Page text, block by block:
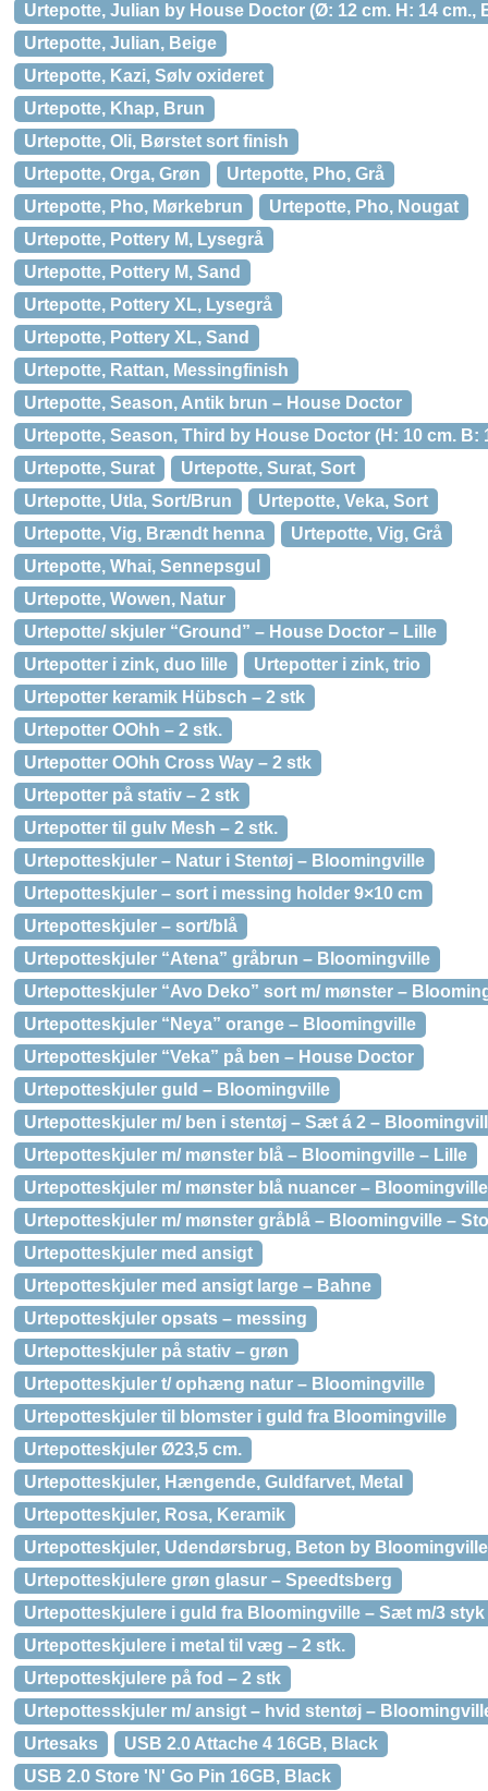
Urtepotte, Julian by House Doctor (Ø: 12 cm. H: 14 cm.,
Urtepotte, Julian, Beige
Urtepotte, Kazi, Sølv oxideret
Urtepotte, Khap, Brun
Urtepotte, Oli, Børstet sort finish
Urtepotte, Orga, Grøn
Urtepotte, Pho, Grå
Urtepotte, Pho, Mørkebrun
Urtepotte, Pho, Nougat
Urtepotte, Pottery M, Lysegrå
Urtepotte, Pottery M, Sand
Urtepotte, Pottery XL, Lysegrå
Urtepotte, Pottery XL, Sand
Urtepotte, Rattan, Messingfinish
Urtepotte, Season, Antik brun – House Doctor
Urtepotte, Season, Third by House Doctor (H: 10 cm. B:
Urtepotte, Surat
Urtepotte, Surat, Sort
Urtepotte, Utla, Sort/Brun
Urtepotte, Veka, Sort
Urtepotte, Vig, Brændt henna
Urtepotte, Vig, Grå
Urtepotte, Whai, Sennepsgul
Urtepotte, Wowen, Natur
Urtepotte/ skjuler “Ground” – House Doctor – Lille
Urtepotter i zink, duo lille
Urtepotter i zink, trio
Urtepotter keramik Hübsch – 2 stk
Urtepotter OOhh – 2 stk.
Urtepotter OOhh Cross Way – 2 stk
Urtepotter på stativ – 2 stk
Urtepotter til gulv Mesh – 2 stk.
Urtepotteskjuler – Natur i Stentøj – Bloomingville
Urtepotteskjuler – sort i messing holder 9×10 cm
Urtepotteskjuler – sort/blå
Urtepotteskjuler “Atena” gråbrun – Bloomingville
Urtepotteskjuler “Avo Deko” sort m/ mønster –
Urtepotteskjuler “Neya” orange – Bloomingville
Urtepotteskjuler “Veka” på ben – House Doctor
Urtepotteskjuler guld – Bloomingville
Urtepotteskjuler m/ ben i stentøj – Sæt á 2 –
Urtepotteskjuler m/ mønster blå – Bloomingville – Lille
Urtepotteskjuler m/ mønster blå nuancer – Bloomingville
Urtepotteskjuler m/ mønster gråblå – Bloomingville –
Urtepotteskjuler med ansigt
Urtepotteskjuler med ansigt large – Bahne
Urtepotteskjuler opsats – messing
Urtepotteskjuler på stativ – grøn
Urtepotteskjuler t/ ophæng natur – Bloomingville
Urtepotteskjuler til blomster i guld fra Bloomingville
Urtepotteskjuler Ø23,5 cm.
Urtepotteskjuler, Hængende, Guldfarvet, Metal
Urtepotteskjuler, Rosa, Keramik
Urtepotteskjuler, Udendørsbrug, Beton by
Urtepotteskjulere grøn glasur – Speedtsberg
Urtepotteskjulere i guld fra Bloomingville – Sæt m/3 styk
Urtepotteskjulere i metal til væg – 2 stk.
Urtepotteskjulere på fod – 2 stk
Urtepottesskjuler m/ ansigt – hvid stentøj –
Urtesaks
USB 2.0 Attache 4 16GB, Black
USB 2.0 Store 'N' Go Pin 16GB, Black